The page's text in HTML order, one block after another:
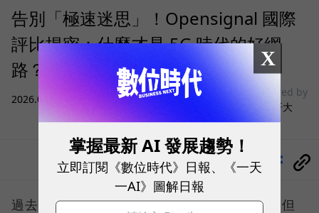
告別「極速迷思」！Opensignal 國際
評比揭密：什麼才是 5G 時代的好網
路？
2026.08.03
sponsored by
台灣大哥大
分享
過去，下載速度是評價電信服務的重要指標，但
X
掌握最新 AI 發展趨勢！
立即訂閱《數位時代》日報、《一天
一AI》圖解日報